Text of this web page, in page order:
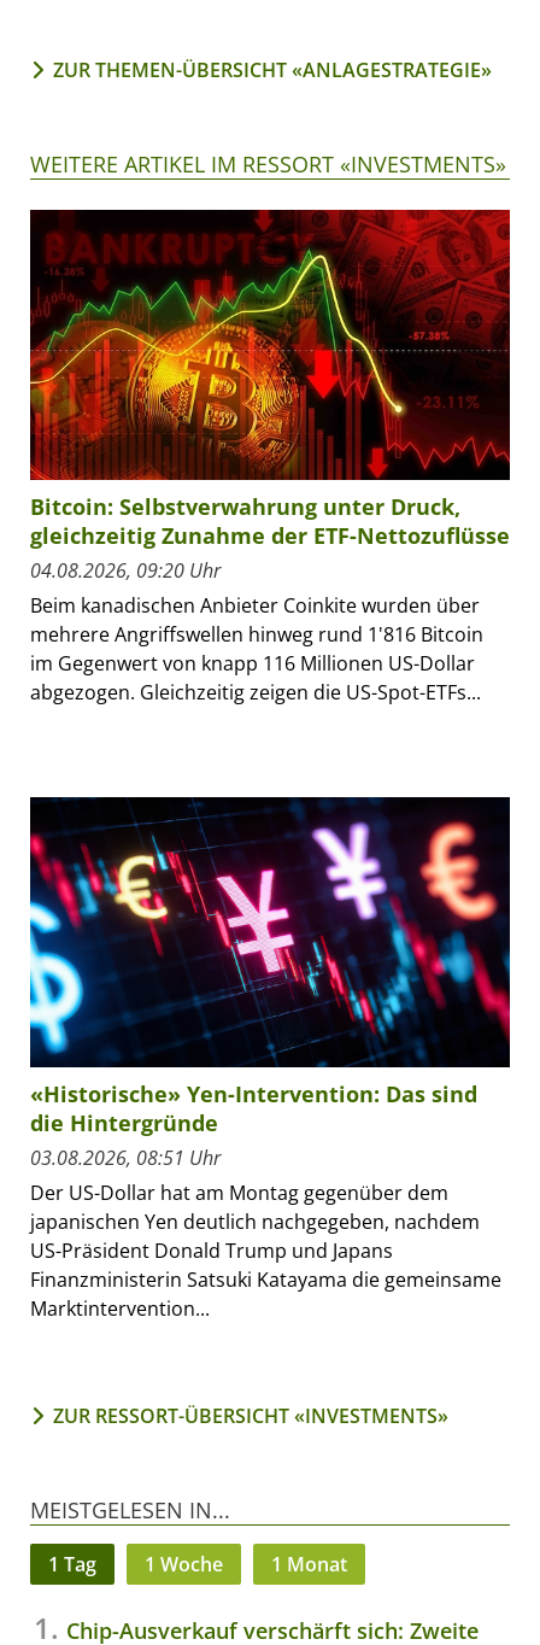
ZUR THEMEN-ÜBERSICHT «ANLAGESTRATEGIE»
WEITERE ARTIKEL IM RESSORT «INVESTMENTS»
Bitcoin: Selbstverwahrung unter Druck,
gleichzeitig Zunahme der ETF-Nettozuflüsse
04.08.2026, 09:20 Uhr
Beim kanadischen Anbieter Coinkite wurden über
mehrere Angriffswellen hinweg rund 1'816 Bitcoin
im Gegenwert von knapp 116 Millionen US-Dollar
abgezogen. Gleichzeitig zeigen die US-Spot-ETFs...
«Historische» Yen-Intervention: Das sind
die Hintergründe
03.08.2026, 08:51 Uhr
Der US-Dollar hat am Montag gegenüber dem
japanischen Yen deutlich nachgegeben, nachdem
US-Präsident Donald Trump und Japans
Finanzministerin Satsuki Katayama die gemeinsame
Marktintervention...
ZUR RESSORT-ÜBERSICHT «INVESTMENTS»
MEISTGELESEN IN...
1 Tag 1 Woche 1 Monat
Chip-Ausverkauf verschärft sich: Zweite